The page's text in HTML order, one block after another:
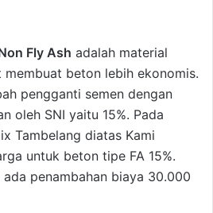
Fly Ash adalah material
beton lebih ekonomis.
pengganti semen dengan
oleh SNI yaitu 15%. Pada
Tambelang diatas Kami
untuk beton tipe FA 15%.
penambahan biaya 30.000